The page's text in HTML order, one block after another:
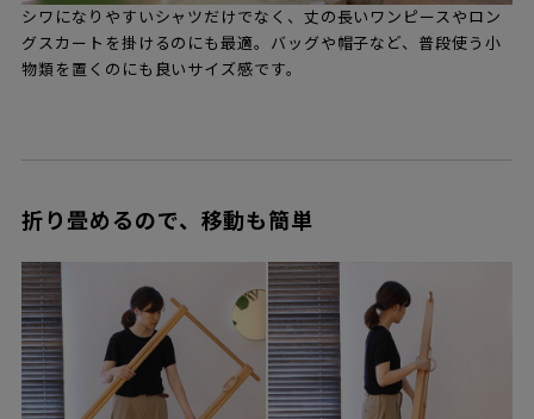
シワになりやすいシャツだけでなく、丈の長いワンピースやロン
グスカートを掛けるのにも最適。バッグや帽子など、普段使う小
物類を置くのにも良いサイズ感です。
折り畳めるので、移動も簡単